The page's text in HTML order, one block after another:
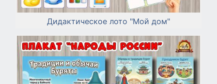
Дидактическое лото "Мой дом"